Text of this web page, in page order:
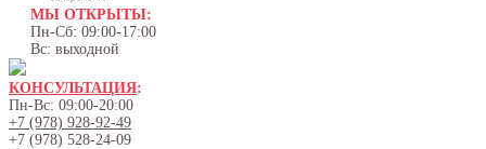
МЫ ОТКРЫТЫ:
Пн-Сб: 09:00-17:00
Вс: выходной
КОНСУЛЬТАЦИЯ:
Пн-Вс: 09:00-20:00
+7 (978) 928-92-49
+7 (978) 528-24-09